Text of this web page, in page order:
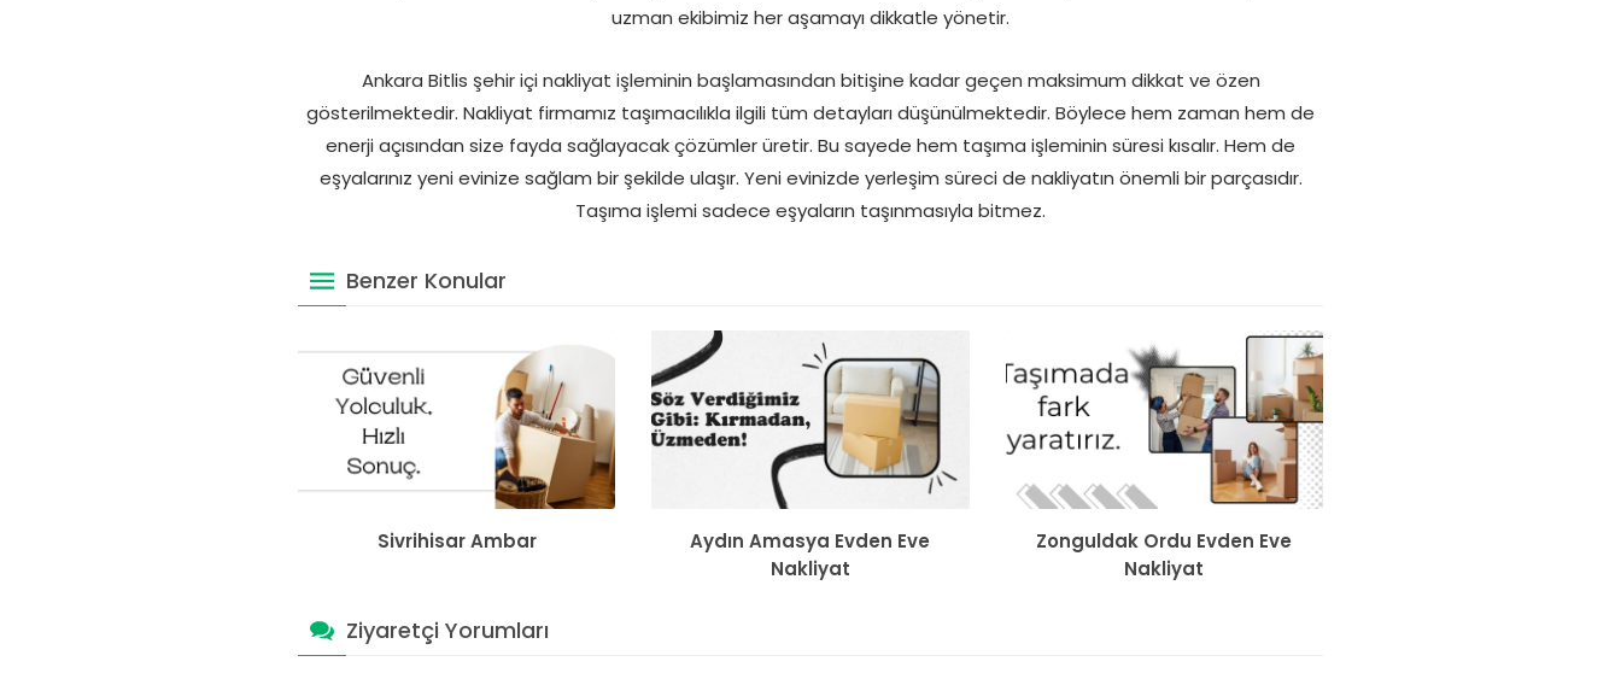
uzman ekibimiz her aşamayı dikkatle yönetir.
Ankara Bitlis şehir içi nakliyat işleminin başlamasından bitişine kadar geçen maksimum dikkat ve özen
gösterilmektedir. Nakliyat firmamız taşımacılıkla ilgili tüm detayları düşünülmektedir. Böylece hem zaman hem de
enerji açısından size fayda sağlayacak çözümler üretir. Bu sayede hem taşıma işleminin süresi kısalır. Hem de
eşyalarınız yeni evinize sağlam bir şekilde ulaşır. Yeni evinizde yerleşim süreci de nakliyatın önemli bir parçasıdır.
Taşıma işlemi sadece eşyaların taşınmasıyla bitmez.
Benzer Konular
Sivrihisar Ambar
Aydın Amasya Evden Eve
Nakliyat
Zonguldak Ordu Evden Eve
Nakliyat
Ziyaretçi Yorumları